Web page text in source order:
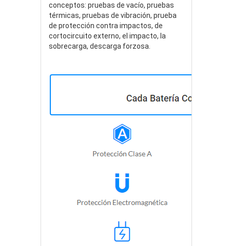
conceptos: pruebas de vacío, pruebas
térmicas, pruebas de vibración, prueba
de protección contra impactos, de
cortocircuito externo, el impacto, la
sobrecarga, descarga forzosa.